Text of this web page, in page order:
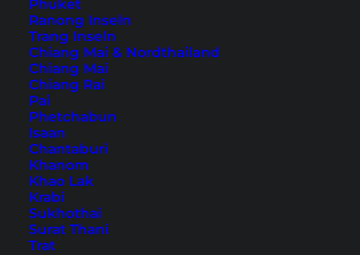
Phuket
Ranong Inseln
Trang Inseln
Chiang Mai & Nordthailand
Chiang Mai
Chiang Rai
Pai
Phetchabun
Isaan
Chantaburi
Khanom
Khao Lak
Krabi
Sukhothai
Surat Thani
Trat
City. Mit Sicherheit eine der interessantesten
Städte Vietnams.
Unser Ho Chi Minh City
Video von Ende 2015
Es waren 3 anstrengende Tage und es gab viel
zu sehen. Auch wenn die Stadt viele ruhige und
weniger belebte Orte und Straßen zu bieten hat:
der Verkehr auf den Hauptstraßen sucht
seinesgleichen in Südostasien. Dies haben wir